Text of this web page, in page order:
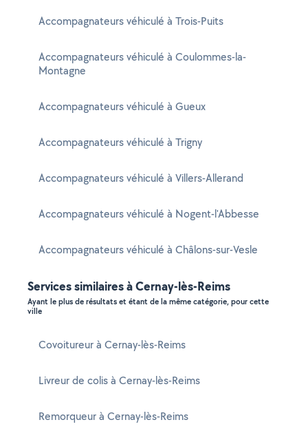
Accompagnateurs véhiculé à Trois-Puits
Accompagnateurs véhiculé à Coulommes-la-
Montagne
Accompagnateurs véhiculé à Gueux
Accompagnateurs véhiculé à Trigny
Accompagnateurs véhiculé à Villers-Allerand
Accompagnateurs véhiculé à Nogent-l'Abbesse
Accompagnateurs véhiculé à Châlons-sur-Vesle
Services similaires à Cernay-lès-Reims
Ayant le plus de résultats et étant de la même catégorie, pour cette
ville
Covoitureur à Cernay-lès-Reims
Livreur de colis à Cernay-lès-Reims
Remorqueur à Cernay-lès-Reims